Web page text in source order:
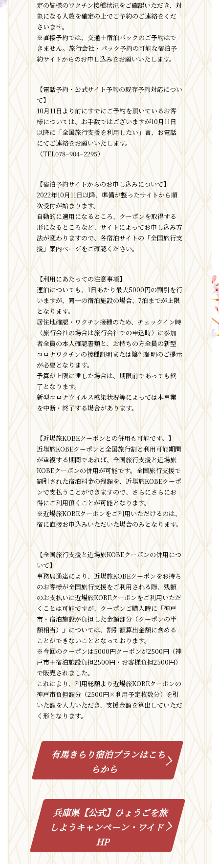
定の皆様のワクチン接種状況をご確認いただき、対
象になる人数を確定の上でご予約のご連絡をくだ
さいませ。
※直接予約では、交通＋宿泊パックのご予約はで
きません。旅行会社・パック予約の可能な宿泊予
約サイトからのお申し込みをお願いいたします。
【電話予約・公式サイト予約の既存予約対応につい
て】
10月11日より前にすでにご予約を頂いているお客
様については、お手数ではございますが10月11日
以降に「全国旅行支援を利用したい」旨、お電話
にてご連絡をお願いいたします。
（TEL078−904−2295）
【宿泊予約サイトからのお申し込みについて】
2022年10月11日以降、準備が整ったサイトから順
次受付が始まります。
自動的に適用になるところ、クーポンを取得する
形になるところなど、サイトによってお申し込み方
法が変わりますので、各宿泊サイトの「全国旅行支
援」案内ページをご確認ください。
【利用にあたっての注意事項】
連泊についても、1日あたり最大5000円の割引を行
いますが、同一の宿泊施設の場合、7泊までが上限
となります。
居住地確認・ワクチン接種のため、チェックイン時
（旅行会社の場合は旅行会社での申込時）に参加
者全員の本人確認書類と、お持ちの方全員の新型
コロナワクチンの接種証明または陰性証明のご提示
が必要となります。
予算が上限に達した場合は、期限前であっても終
了となります。
新型コロナウイルス感染状況等によっては本事業
を中断・終了する場合があります。
【近場旅KOBEクーポンとの併用も可能です。】
近場旅KOBEクーポンと全国旅行割と利用可能期間
が重複する期間であれば、全国旅行支援と近場旅
KOBEクーポンの併用が可能です。全国旅行支援で
割引された宿泊料金の残額を、近場旅KOBEクーポ
ンで支払うことができますので、さらにさらにお
得にご利用頂くことが可能となります。
※近場旅KOBEクーポンをご利用いただけるのは、
宿に直接お申込みいただいた場合のみとなります。
【全国旅行支援と近場旅KOBEクーポンの併用につ
いて】
事務局通達により、近場旅KOBEクーポンをお持ち
のお客様が全国旅行支援をご利用される際、残額
のお支払いに近場旅KOBEクーポンをご利用いただ
くことは可能ですが、クーポンご購入時に「神戸
市・宿泊施設が負担した金額部分（クーポンの半
額相当）」については、割引額算出金額に含める
ことができないこととなっております。
※今回のクーポンは5000円クーポンが2500円（神
戸市＋宿泊施設負担2500円・お客様負担2500円）
で販売されました。
これにより、利用総額より近場旅KOBEクーポンの
神戸市負担額分（2500円×利用予定枚数分）を引
いた額を入力いただき、支援金額を算出していただ
く形となります。
有馬きらり宿泊プランはこち
らから
兵庫県【公式】ひょうごを旅
しようキャンペーン・ワイド
HP